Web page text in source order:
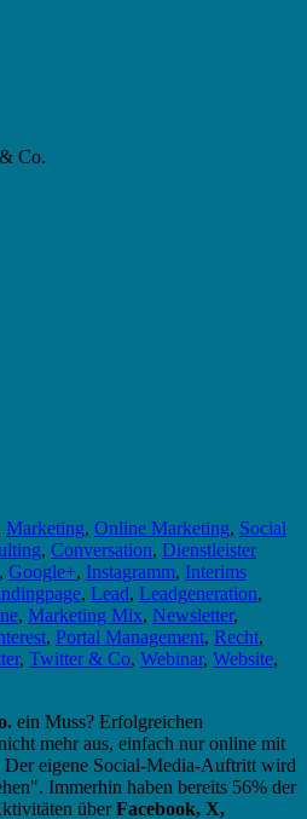
Co.
Marketing, Online Marketing, Social
, Conversation, Dienstleister
, Google+, Instagramm, Interims
, Lead, Leadgeneration,
, Marketing Mix, Newsletter,
, Portal Management, Recht,
, Twitter & Co, Webinar, Website,
ein Muss? Erfolgreichen
mehr aus, einfach nur online mit
Der eigene Social-Media-Auftritt wird
Immerhin haben bereits 56% der
überFacebook, X,